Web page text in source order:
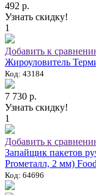
492 р.
Узнать скидку!
1
Добавить к
Жироуловитель
Код: 43184
7 730 р.
Узнать скидку!
1
Добавить к
Запайщик пакетов
Proметалл, 2 мм)
Код: 64696